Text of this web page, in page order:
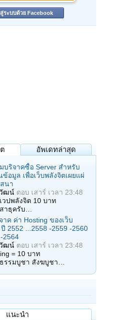
สู่ระบบด้วย Facebook
อัพเดทล่าสุด
บริจาคซื้อ Server สำหรับ
ข้อมูล เพื่อเว็บพลังจิตเผยแผ่
นา
ฒน์ ตอบ เสาร์ เวลา 23:48
ปพลังจิต 10 บาท
าธุครับ…
าค ค่า Hosting ของเว็บ
2552 ...2558 -2559 -2560
2564
ฒน์ ตอบ เสาร์ เวลา 23:48
= 10 บาท
รรมบูชา สังฆบูชา…
แนะนำ